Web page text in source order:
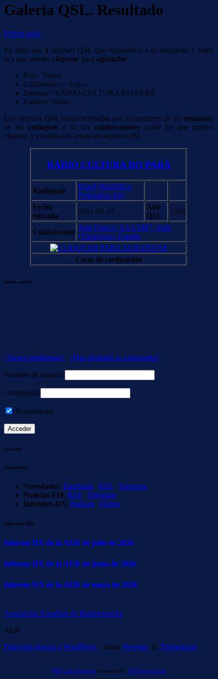
Galería QSL. Resultado
Volver atrás
En total hay 1 tarjeta/s QSL que responde/n a tu búsqueda y sobre
la/s que puedes cliquear para agrandar.
País= Todos
Colaborador= Todos
Emisora= RÁDIO CULTURA DO PARÁ
Estado= Todas
La/s tarjeta/s QSL están ordenadas por los nombres de las emisoras,
de los radiopaís y de los colaboradores sobre los que puedes
cliquear y visualizarás todas sus tarjetas QSL
RÁDIO CULTURA DO PARÁ
Radiopaís
Brasil (República
Federativa del)
Fecha
entrada
2011-06-19
Año
QSL
1986
Colaborador
Juan Franco, EA3-5987, Valls
(Tarragona), España
Carta de verificación
Inicio sesión
¿Tienes problemas? | ¿Has olvidado la contraseña?
Nombre de usuario
Contraseña
Recuérdame
Carrito
¡Síguenos!
Novedades: Facebook | RSS | Telegram
Noticias FM: RSS | Telegram
Informes DX: Podcast | iTunes
Informes DX
Informe DX de la AER de julio de 2026
Informe DX de la AER de junio de 2026
Informe DX de la AER de mayo de 2026
Asociación Española de Radioescucha
AER
Funciona gracias a WordPress | Tema: Newsup de Themeansar
PHP Code Snippets Powered By : XYZScripts.com